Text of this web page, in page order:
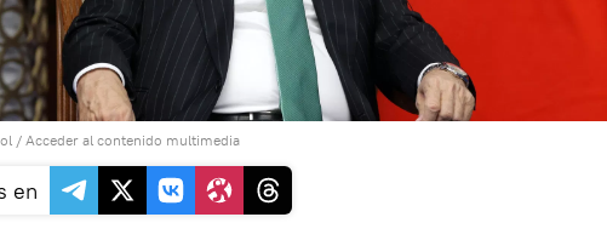
/ Acceder al contenido multimedia
en